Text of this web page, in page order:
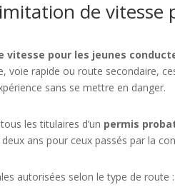
de vitesse
vitesse pour les jeunes
voie rapide ou route secondaire,
sans se mettre en danger.
les titulaires d’un permis
ans pour ceux passés par la
autorisées selon le type de route :